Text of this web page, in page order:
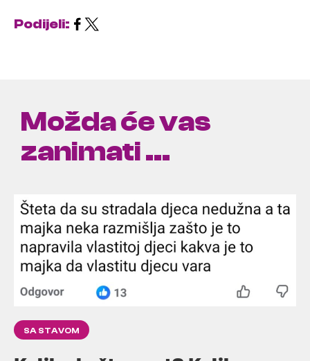
Podijeli:
Možda će vas
zanimati ...
SA STAVOM